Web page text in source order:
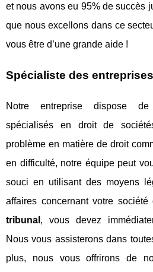
et nous avons eu 95% de succès
que nous excellons dans ce
vous être d’une grande aide !
Spécialiste des
Notre entreprise dispose de
spécialisés en droit de
problème en matière de droit
en difficulté, notre équipe peut
souci en utilisant des moyens
affaires concernant votre
tribunal , vous devez
Nous vous assisterons dans
plus, nous vous offrirons de